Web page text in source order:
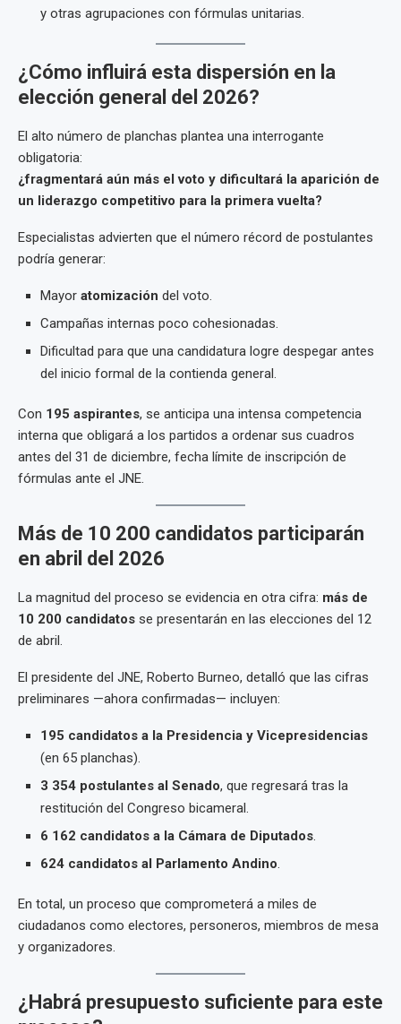
y otras agrupaciones con fórmulas unitarias.
¿Cómo influirá esta dispersión en la
elección general del 2026?
El alto número de planchas plantea una interrogante
obligatoria:
¿fragmentará aún más el voto y dificultará la aparición de
un liderazgo competitivo para la primera vuelta?
Especialistas advierten que el número récord de postulantes
podría generar:
Mayor atomización del voto.
Campañas internas poco cohesionadas.
Dificultad para que una candidatura logre despegar antes
del inicio formal de la contienda general.
Con 195 aspirantes, se anticipa una intensa competencia
interna que obligará a los partidos a ordenar sus cuadros
antes del 31 de diciembre, fecha límite de inscripción de
fórmulas ante el JNE.
Más de 10 200 candidatos participarán
en abril del 2026
La magnitud del proceso se evidencia en otra cifra: más de
10 200 candidatos se presentarán en las elecciones del 12
de abril.
El presidente del JNE, Roberto Burneo, detalló que las cifras
preliminares —ahora confirmadas— incluyen:
195 candidatos a la Presidencia y Vicepresidencias
(en 65 planchas).
3 354 postulantes al Senado, que regresará tras la
restitución del Congreso bicameral.
6 162 candidatos a la Cámara de Diputados.
624 candidatos al Parlamento Andino.
En total, un proceso que comprometerá a miles de
ciudadanos como electores, personeros, miembros de mesa
y organizadores.
¿Habrá presupuesto suficiente para este